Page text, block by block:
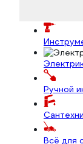
Ручной
Всё для